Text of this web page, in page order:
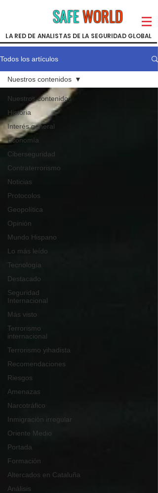
SAFEWORLD
LA RED DE ANALISTAS DE LA SEGURIDAD GLOBAL
Todos los artículos
Nuestros contenidos
Historia
Interés general
Economía
Ciberseguridad
Contraterrorismo
Noticias
Protocolos
Geopolítica
Opinión
Mundo Hispano
Lo más leído
Tecnología
Destacado
Seguridad
Internacional
Más visto
Terrorismo
internacional
Terrorismo yihadista
Recomendaciones
Riesgos
Amenazas
Narcotráfico
Inmigración irregular
Oriente Medio
Portada
Formación
Altercados en Cataluña
Análisis
Nuestros contenidos